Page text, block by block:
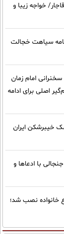
خواجه زیبا و
سیاهت خجالت
امام زمان
اصلی برای ادامه
خیبرشکن ایران
با ادعاها و
خانواده نصب شد؛